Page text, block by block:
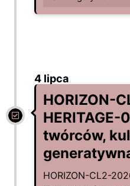
4 lipca
HORIZON-
HERITAGE-
twórców,
HORIZON-CL2-